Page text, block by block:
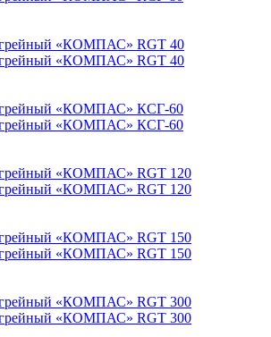
«КОМПАС» RGT 40
«КОМПАС» RGT 40
«КОМПАС» КСГ-60
«КОМПАС» КСГ-60
«КОМПАС» RGT 120
«КОМПАС» RGT 120
«КОМПАС» RGT 150
«КОМПАС» RGT 150
«КОМПАС» RGT 300
«КОМПАС» RGT 300